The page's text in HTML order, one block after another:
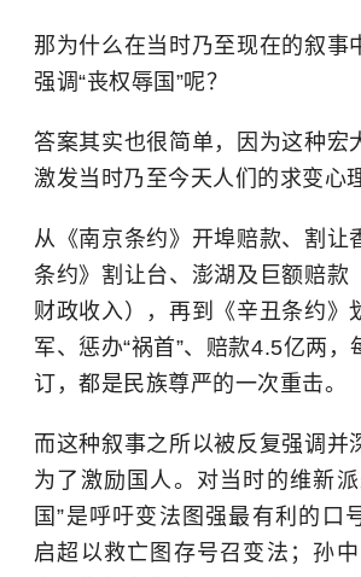
那为什么在当时乃至现在的叙事
强调“丧权辱国”呢？
答案其实也很简单，因为这种宏
激发当时乃至今天人们的求变心
从《南京条约》开埠赔款、割让
条约》割让台、澎湖及巨额赔款
财政收入），再到《辛丑条约》
军、惩办“祸首”、赔款4.5亿两，
订，都是民族尊严的一次重击。
而这种叙事之所以被反复强调并
为了激励国人。对当时的维新
国”是呼吁变法图强最有利的口
启超 以救亡图存号召变法；孙